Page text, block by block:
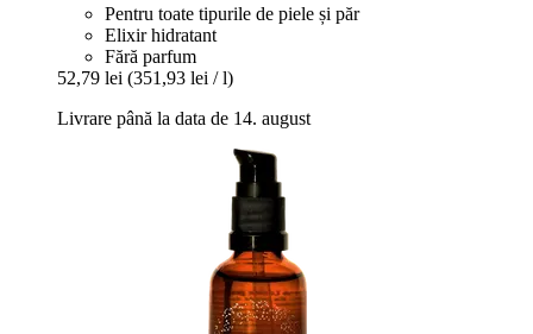
Pentru toate tipurile de piele și păr
Elixir hidratant
Fără parfum
52,79 lei (351,93 lei / l)
Livrare până la data de 14. august